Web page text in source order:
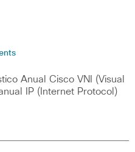
Anual Cisco VNI (Visual
IP (Internet Protocol)